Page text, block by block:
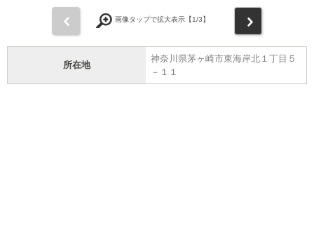
画像タップで拡大表示【1/3】
所在地
神奈川県茅ヶ崎市東海岸北１丁目５
－１１